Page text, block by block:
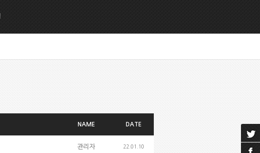
NAME DATE
관리자 22.01.10